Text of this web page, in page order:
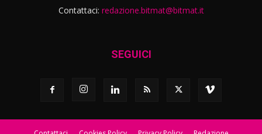
Contattaci: redazione.bitmat@bitmat.it
SEGUICI